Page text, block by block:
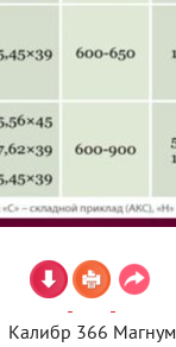
Калибр 366 Магнум